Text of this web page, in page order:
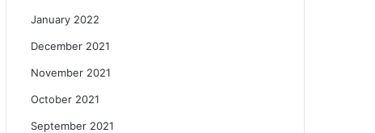
January 2022
December 2021
November 2021
October 2021
September 2021